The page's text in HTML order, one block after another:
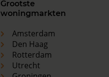
Grootste
woningmarkten
Amsterdam
Den Haag
Rotterdam
Utrecht